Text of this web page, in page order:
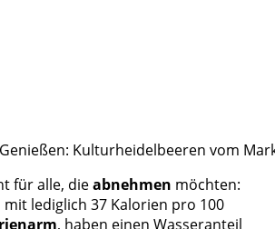
Kulturheidelbeeren vom
für alle, dieabnehmen möchten:
lediglich 37 Kalorien pro 100
, haben einen Wasseranteil